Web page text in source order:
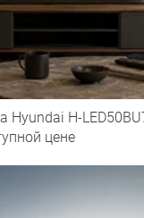
Hyundai H-
цене